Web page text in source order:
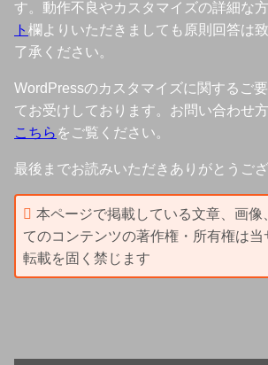
す。動作不良やカスタマイズの詳細な
ト 欄よりいただきましても原則回答は
了承ください。
WordPressのカスタマイズに関するご
てお受けしております。お問い合わせ
こちら をご覧ください。
最後までお読みいただきありがとうござ
本ページで掲載している文章、画像
てのコンテンツの著作権・所有権は当
転載を固く禁じます